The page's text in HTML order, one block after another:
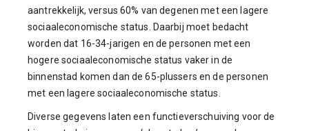
aantrekkelijk, versus 60% van degenen met een lagere
sociaaleconomische status. Daarbij moet bedacht
worden dat 16-34-jarigen en de personen met een
hogere sociaaleconomische status vaker in de
binnenstad komen dan de 65-plussers en de personen
met een lagere sociaaleconomische status.
Diverse gegevens laten een functieverschuiving voor de